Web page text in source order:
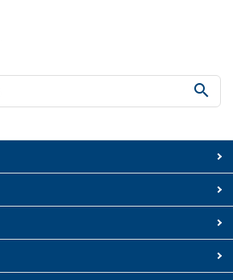
search